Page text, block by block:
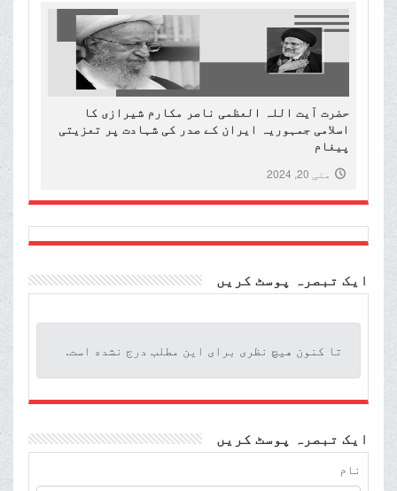
حضرت آیت اللہ العظمی ناصر مکارم شیرازی کا
اسلامی جمہوریہ ایران کے صدر کی شہادت پر تعزیتی
پیغام
مئی 20, 2024
ایک تبصرہ پوسٹ کریں
تا کنون هیچ نظری برای این مطلب درج نشده است.
ایک تبصرہ پوسٹ کریں
نام